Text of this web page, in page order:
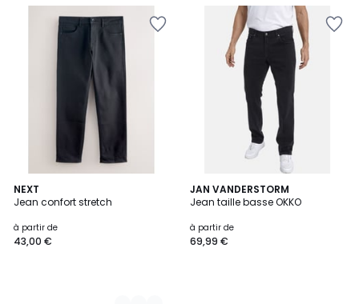
NEXT
Jean confort stretch
à partir de
43,00 €
2
Couleurs
JAN VANDERSTORM
Jean taille basse OKKO
à partir de
69,99 €